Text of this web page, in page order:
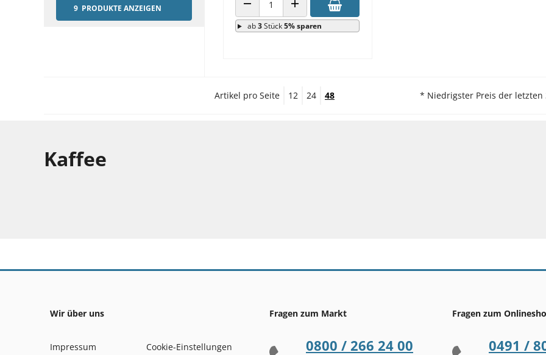
9 PRODUKTE ANZEIGEN
ANZAHL VERRINGERNANZAHL ERHÖHEN
ab3Stück5% sparen
Artikel pro Seite 12 24 48 * Niedrigster Preis der letzten
Kaffee
Wir über uns
Impressum
Cookie-Einstellungen
Fragen zum Markt
0800 / 266 24 00
Fragen zum
0491 /